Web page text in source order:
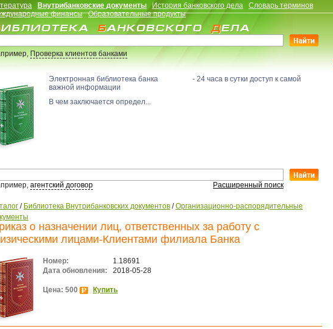
Внутрибанковские документы История банковского дела
Словарь терминов
финансы
Образовательные продукты
Проверка клиентов банками
Электронная библиотека банка - 24 часа в сутки доступ к самой
важной информации
В чем заключается определ...
агентский договор Расширенный поиск
/ Библиотека Внутрибанковских документов /Организационно-распорядительные
о назначении лиц, ответственных за работу с
лицами-Клиентами филиала Банка
Номер:
1.18691
Дата обновления:
2018-05-28
Цена: 500 Купить